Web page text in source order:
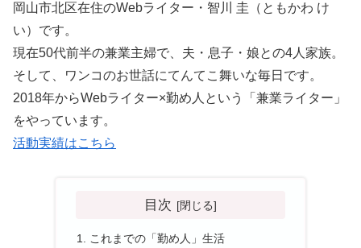
岡山市北区在住のWebライター・智川 圭（ともかわ け
い）です。
現在50代前半の兼業主婦で、夫・息子・娘との4人家族。
そして、ワンコのお世話にてんてこ舞いな毎日です。
2018年からWebライター×勤め人という「兼業ライター」
をやっています。
活動実績はこちら
目次
これまでの「勤め人」生活